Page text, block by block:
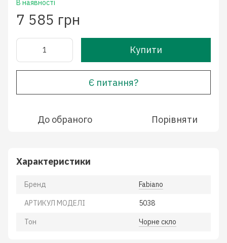
В наявності
7 585 грн
Купити
Є питання?
До обраного Порівняти
Характеристики
Бренд Fabiano
АРТИКУЛ МОДЕЛІ 5038
Тон Чорне скло